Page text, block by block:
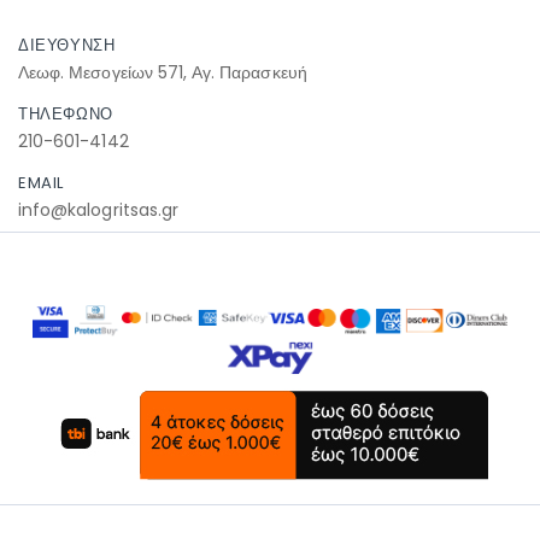
ΔΙΕΥΘΥΝΣΗ
Λεωφ. Μεσογείων 571, Αγ. Παρασκευή
ΤΗΛΕΦΩΝΟ
210-601-4142
EMAIL
info@kalogritsas.gr